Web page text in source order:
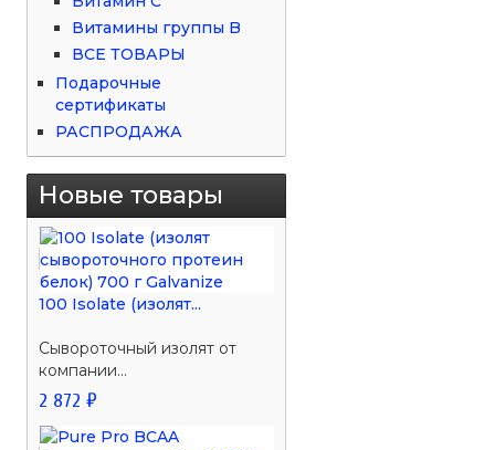
Витамины группы B
ВСЕ ТОВАРЫ
Подарочные
сертификаты
РАСПРОДАЖА
Новые товары
100 Isolate (изолят...
Сывороточный изолят от
компании...
2 872 ₽